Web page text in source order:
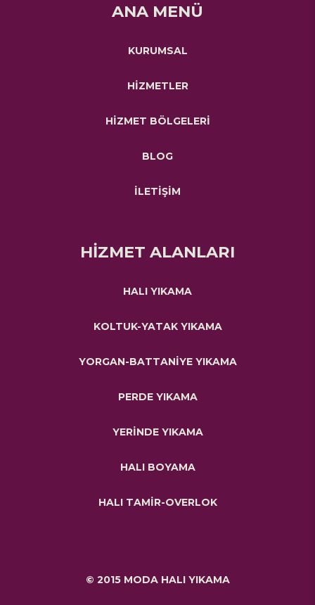
ANA MENÜ
KURUMSAL
HİZMETLER
HİZMET BÖLGELERİ
BLOG
İLETİŞİM
HİZMET ALANLARI
HALI YIKAMA
KOLTUK-YATAK YIKAMA
YORGAN-BATTANİYE YIKAMA
PERDE YIKAMA
YERİNDE YIKAMA
HALI BOYAMA
HALI TAMİR-OVERLOK
© 2015 MODA HALI YIKAMA